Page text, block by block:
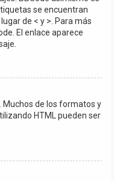
se encuentran
de < y >. Para más
El enlace aparece
Muchos de los formatos y
HTML pueden ser